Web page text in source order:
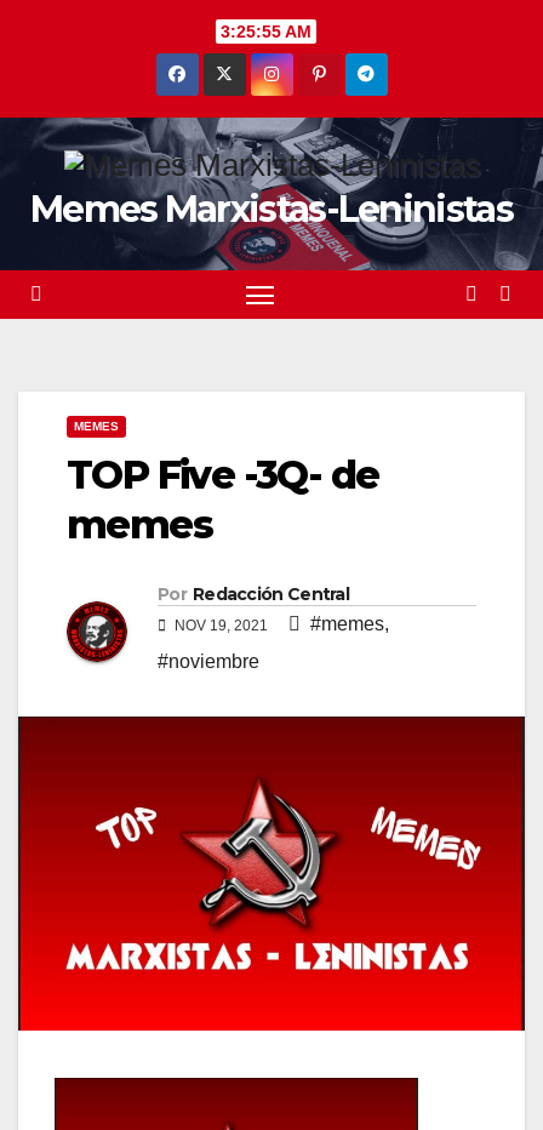
3:25:56 AM
Memes Marxistas-Leninistas
MEMES
TOP Five -3Q- de
memes
Por Redacción Central
NOV 19, 2021 #memes,
#noviembre